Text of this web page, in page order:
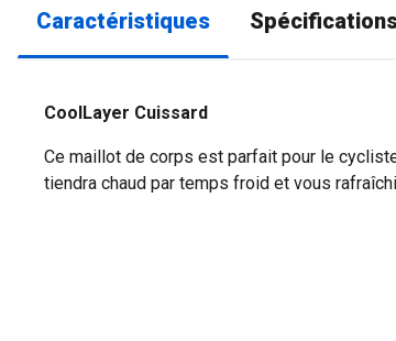
Caractéristiques
CoolLayer Cuissard
Ce maillot de corps est parfait pour le
tiendra chaud par temps froid et vous